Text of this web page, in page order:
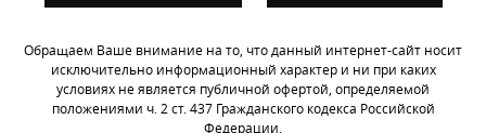
Обращаем Ваше внимание на то, что данный интернет-сайт носит
исключительно информационный характер и ни при каких
условиях не является публичной офертой, определяемой
положениями ч. 2 ст. 437 Гражданского кодекса Российской
Федерации.